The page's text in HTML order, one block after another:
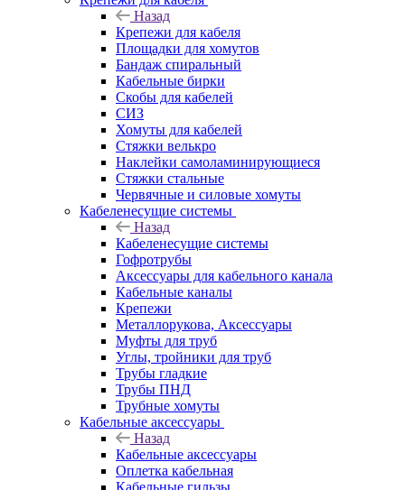
Назад
Крепежи для кабеля
Площадки для хомутов
Бандаж спиральный
Кабельные бирки
Cкобы для кабелей
СИЗ
Хомуты для кабелей
Стяжки велькро
Наклейки самоламинирующиеся
Стяжки стальные
Червячные и силовые хомуты
Кабеленесущие системы
Назад
Кабеленесущие системы
Гофротрубы
Аксессуары для кабельного канала
Кабельные каналы
Крепежи
Металлорукова, Аксессуары
Муфты для труб
Углы, тройники для труб
Трубы гладкие
Трубы ПНД
Трубные хомуты
Кабельные аксессуары
Назад
Кабельные аксессуары
Оплетка кабельная
Кабельные гильзы